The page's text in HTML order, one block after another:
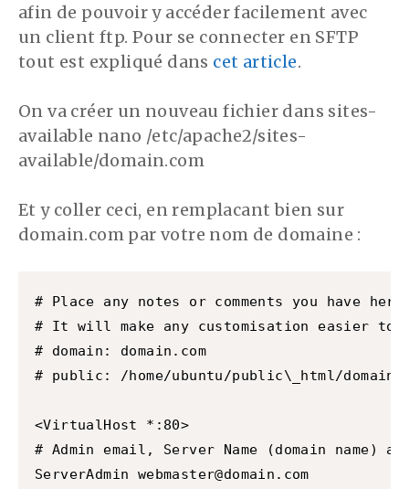
afin de pouvoir y accéder facilement avec
un client ftp. Pour se connecter en SFTP
tout est expliqué dans cet article.
On va créer un nouveau fichier dans sites-
available nano /etc/apache2/sites-
available/domain.com
Et y coller ceci, en remplacant bien sur
domain.com par votre nom de domaine :
# Place any notes or comments you have here
# It will make any customisation easier to
# domain: domain.com
# public: /home/ubuntu/public\_html/
<VirtualHost *:80>
# Admin email, Server Name (domain name)
ServerAdmin webmaster@domain.com